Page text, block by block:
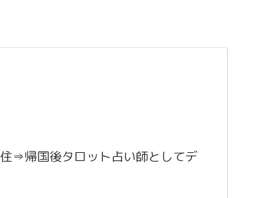
⇒帰国後タロット占い師としてデ